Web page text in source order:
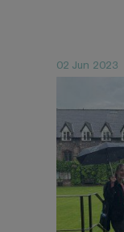
02 Jun 2023